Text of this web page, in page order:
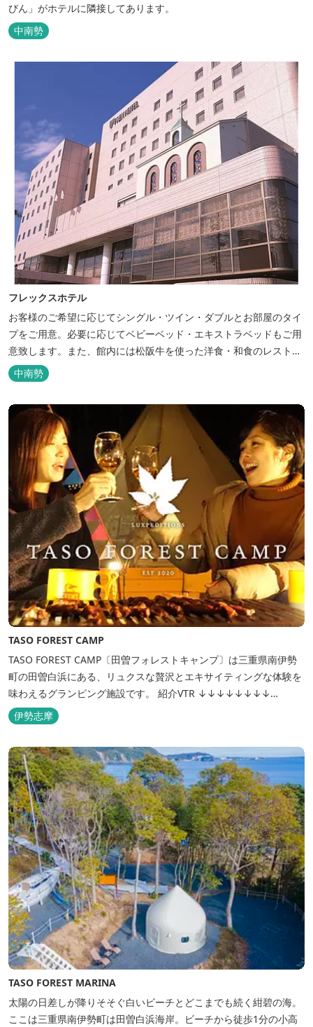
びん」がホテルに隣接してあります。
中南勢
フレックスホテル
お客様のご希望に応じてシングル・ツイン・ダブルとお部屋のタイ
プをご用意。必要に応じてベビーベッド・エキストラベッドもご用
意致します。また、館内には松阪牛を使った洋食・和食のレストラ
ンと喫茶があります。伊勢神宮参拝や、伊勢志摩、東紀州への観光
の拠点にご利用ください。
中南勢
TASO FOREST CAMP
TASO FOREST CAMP〔田曽フォレストキャンプ〕は三重県南伊勢
町の田曽白浜にある、リュクスな贅沢とエキサイティングな体験を
味わえるグランピング施設です。 紹介VTR ↓↓↓↓↓↓↓↓
https://www.youtube.com/watch?v=jpF0wPRjqSw
伊勢志摩
TASO FOREST MARINA
太陽の日差しが降りそそぐ白いビーチとどこまでも続く紺碧の海。
ここは三重県南伊勢町は田曽白浜海岸。ビーチから徒歩1分の小高